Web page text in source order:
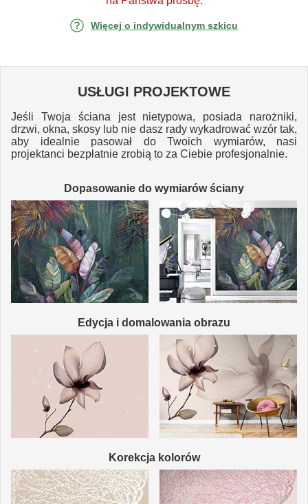
Więcej o indywidualnym szkicu
USŁUGI PROJEKTOWE
Jeśli Twoja ściana jest nietypowa, posiada narożniki,
drzwi, okna, skosy lub nie dasz rady wykadrować wzór tak,
aby idealnie pasował do Twoich wymiarów, nasi
projektanci bezpłatnie zrobią to za Ciebie profesjonalnie.
Dopasowanie do wymiarów ściany
Edycja i domalowania obrazu
Korekcja kolorów